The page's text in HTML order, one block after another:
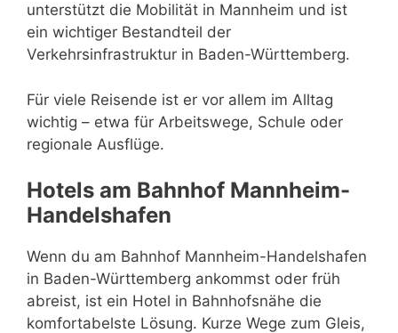
unterstützt die Mobilität in Mannheim und ist
ein wichtiger Bestandteil der
Verkehrsinfrastruktur in Baden-Württemberg.
Für viele Reisende ist er vor allem im Alltag
wichtig – etwa für Arbeitswege, Schule oder
regionale Ausflüge.
Hotels am Bahnhof Mannheim-
Handelshafen
Wenn du am Bahnhof Mannheim-Handelshafen
in Baden-Württemberg ankommst oder früh
abreist, ist ein Hotel in Bahnhofsnähe die
komfortabelste Lösung. Kurze Wege zum Gleis,